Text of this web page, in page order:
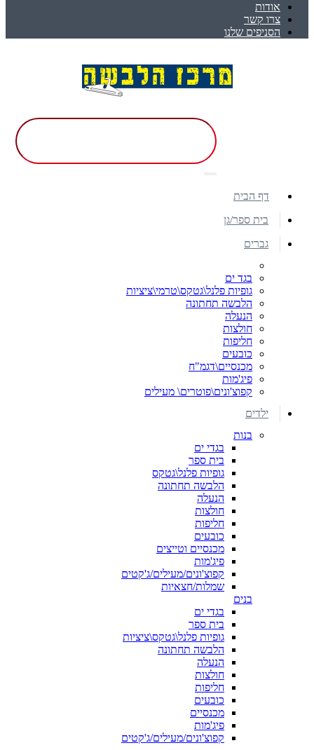
אודות
צרו קשר
הסניפים שלנו
דף הבית
בית ספר/גן
גברים
בגד ים
גופיות פלנל\גטקס\טרמי\ציציות
הלבשה תחתונה
הנעלה
חולצות
חליפות
כובעים
מכנסיים\דגמ"ח
פיג'מות
קפוצ'ונים\פוטרים\ מעילים
ילדים
בנות
בגדי ים
בית ספר
גופיות פלנל\גטקס
הלבשה תחתונה
הנעלה
חולצות
חליפות
כובעים
מכנסיים וטייצים
פיג'מות
קפוצ'ונים/מעילים/ג'קטים
שמלות/חצאיות
בנים
בגדי ים
בית ספר
גופיות פלנל\גטקס\ציציות
הלבשה תחתונה
הנעלה
חולצות
חליפות
כובעים
מכנסיים
פיג'מות
קפוצ'ונים/מעילים/ג'קטים